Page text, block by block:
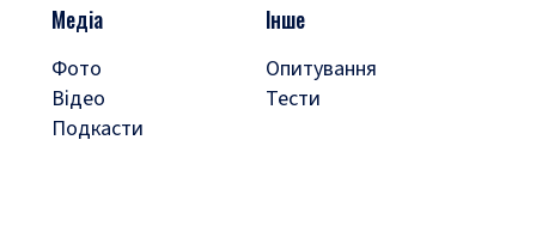
Медіа
Фото
Відео
Подкасти
Інше
Опитування
Тести